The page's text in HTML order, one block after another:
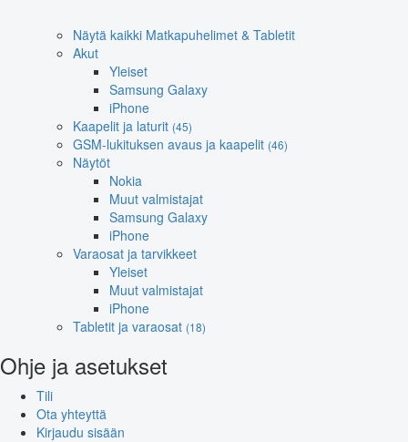
Näytä kaikki Matkapuhelimet & Tabletit
Akut
Yleiset
Samsung Galaxy
iPhone
Kaapelit ja laturit (45)
GSM-lukituksen avaus ja kaapelit (46)
Näytöt
Nokia
Muut valmistajat
Samsung Galaxy
iPhone
Varaosat ja tarvikkeet
Yleiset
Muut valmistajat
iPhone
Tabletit ja varaosat (18)
Ohje ja asetukset
Tili
Ota yhteyttä
Kirjaudu sisään